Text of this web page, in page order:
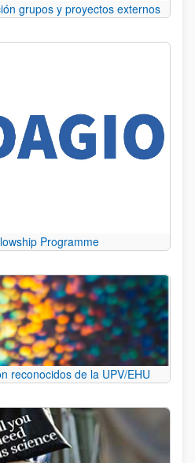
grupos y proyectos externos
Programme
reconocidos de la UPV/EHU